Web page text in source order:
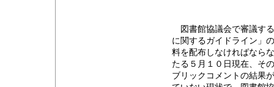
図書館協議会で審議す
に関するガイドライン」
料を配布しなければなら
たる５月１０日現在、そ
ブリックコメントの結果